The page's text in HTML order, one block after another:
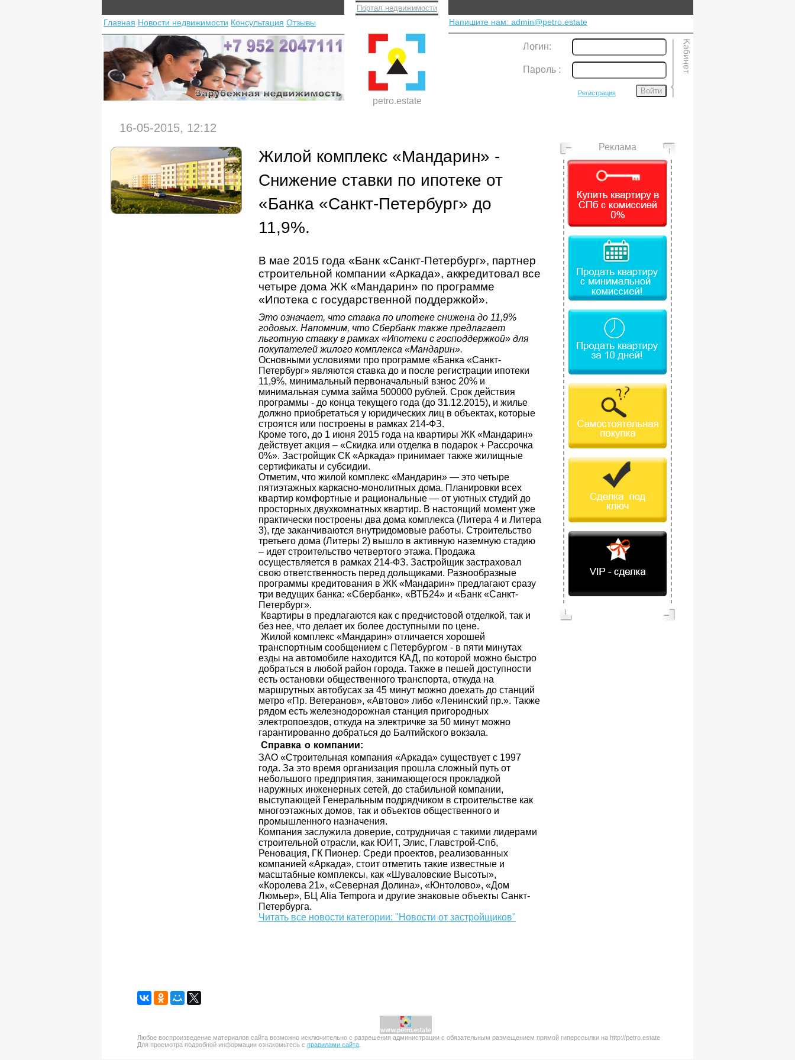
Главная Новости недвижимости Консультация Отзывы
Портал недвижимости
petro.estate
Напишите нам: admin@petro.estate
Логин:
Пароль :
Регистрация Войти
16-05-2015, 12:12
Жилой комплекс «Мандарин» -
Снижение ставки по ипотеке от
«Банка «Санкт-Петербург» до
11,9%.
В мае 2015 года «Банк «Санкт-Петербург», партнер
строительной компании «Аркада», аккредитовал все
четыре дома ЖК «Мандарин» по программе
«Ипотека с государственной поддержкой».
Это означает, что ставка по ипотеке снижена до 11,9%
годовых. Напомним, что Сбербанк также предлагает
льготную ставку в рамках «Ипотеки с господдержкой» для
покупателей жилого комплекса «Мандарин».
Основными условиями про программе «Банка «Санкт-
Петербург» являются ставка до и после регистрации ипотеки
11,9%, минимальный первоначальный взнос 20% и
минимальная сумма займа 500000 рублей. Срок действия
программы - до конца текущего года (до 31.12.2015), и жилье
должно приобретаться у юридических лиц в объектах, которые
строятся или построены в рамках 214-ФЗ.
Кроме того, до 1 июня 2015 года на квартиры ЖК «Мандарин»
действует акция – «Скидка или отделка в подарок + Рассрочка
0%». Застройщик СК «Аркада» принимает также жилищные
сертификаты и субсидии.
Отметим, что жилой комплекс «Мандарин» — это четыре
пятиэтажных каркасно-монолитных дома. Планировки всех
квартир комфортные и рациональные — от уютных студий до
просторных двухкомнатных квартир. В настоящий момент уже
практически построены два дома комплекса (Литера 4 и Литера
3), где заканчиваются внутридомовые работы. Строительство
третьего дома (Литеры 2) вышло в активную наземную стадию
– идет строительство четвертого этажа. Продажа
осуществляется в рамках 214-ФЗ. Застройщик застраховал
свою ответственность перед дольщиками. Разнообразные
программы кредитования в ЖК «Мандарин» предлагают сразу
три ведущих банка: «Сбербанк», «ВТБ24» и «Банк «Санкт-
Петербург».
Квартиры в предлагаются как с предчистовой отделкой, так и
без нее, что делает их более доступными по цене.
Жилой комплекс «Мандарин» отличается хорошей
транспортным сообщением с Петербургом - в пяти минутах
езды на автомобиле находится КАД, по которой можно быстро
добраться в любой район города. Также в пешей доступности
есть остановки общественного транспорта, откуда на
маршрутных автобусах за 45 минут можно доехать до станций
метро «Пр. Ветеранов», «Автово» либо «Ленинский пр.». Также
рядом есть железнодорожная станция пригородных
электропоездов, откуда на электричке за 50 минут можно
гарантированно добраться до Балтийского вокзала.
Справка о компании:
ЗАО «Строительная компания «Аркада» существует с 1997
года. За это время организация прошла сложный путь от
небольшого предприятия, занимающегося прокладкой
наружных инженерных сетей, до стабильной компании,
выступающей Генеральным подрядчиком в строительстве как
многоэтажных домов, так и объектов общественного и
промышленного назначения.
Компания заслужила доверие, сотрудничая с такими лидерами
строительной отрасли, как ЮИТ, Элис, Главстрой-Спб,
Реновация, ГК Пионер. Среди проектов, реализованных
компанией «Аркада», стоит отметить такие известные и
масштабные комплексы, как «Шуваловские Высоты»,
«Королева 21», «Северная Долина», «Юнтолово», «Дом
Люмьер», БЦ Alia Tempora и другие знаковые объекты Санкт-
Петербурга.
Читать все новости категории: "Новости от застройщиков"
Реклама
Любое воспроизведение материалов сайта возможно исключительно с разрешения администрации с обязательным размещением прямой гиперссылки на http://petro.estate
Для просмотра подробной информации ознакомьтесь с правилами сайта